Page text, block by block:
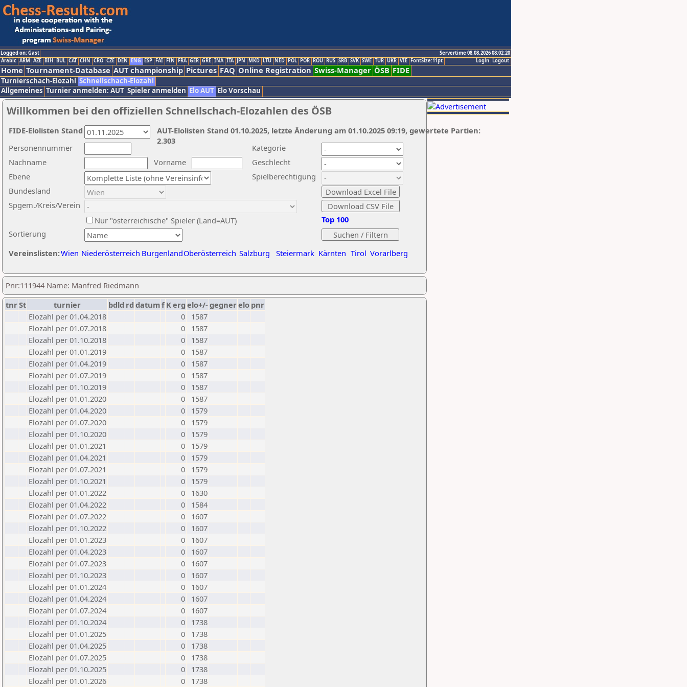
Logged on: Gast
Servertime 08.08.2026 08:02:20
Logout
Login
Arabic ARM AZE BIH BUL CAT CHN CRO CZE DEN ENG ESP FAI FIN FRA GER GRE INA ITA JPN MKD LTU NED POL POR ROU RUS SRB SVK SWE TUR UKR VIE FontSize:11pt
Home Tournament-Database AUT championship Pictures FAQ Online Registration Swiss-Manager ÖSB FIDE
Turnierschach-Elozahl Schnellschach-Elozahl
Allgemeines Turnier anmelden: AUT Spieler anmelden Elo AUT Elo Vorschau
Willkommen bei den offiziellen Schnellschach-Elozahlen des ÖSB
Nachname
Vorname
Ebene
Kategorie
Sortierung
Personennummer
Bundesland
Spgem./Kreis/Verein
Geschlecht
Nur "österreichische" Spieler (Land=AUT)
Spielberechtigung
Vereinslisten:Wien Niederösterreich BurgenlandOberösterreich Salzburg Steiermark Kärnten Tirol Vorarlberg
Top 100
AUT-Elolisten Stand 01.10.2025, letzte Änderung am 01.10.2025 09:19, gewertete Partien:
2.303
FIDE-Elolisten Stand
Pnr:111944 Name: Manfred Riedmann
tnrSt turnier bdld rd datumf Kerg elo+/-gegnerelo pnr
Elozahl per 01.04.2018
0
1587
Elozahl per 01.07.2018
0
1587
Elozahl per 01.10.2018
0
1587
Elozahl per 01.01.2019
0
1587
Elozahl per 01.04.2019
0
1587
Elozahl per 01.07.2019
0
1587
Elozahl per 01.10.2019
0
1587
Elozahl per 01.01.2020
0
1587
Elozahl per 01.04.2020
0
1579
Elozahl per 01.07.2020
0
1579
Elozahl per 01.10.2020
0
1579
Elozahl per 01.01.2021
0
1579
Elozahl per 01.04.2021
0
1579
Elozahl per 01.07.2021
0
1579
Elozahl per 01.10.2021
0
1579
Elozahl per 01.01.2022
0
1630
Elozahl per 01.04.2022
0
1584
Elozahl per 01.07.2022
0
1607
Elozahl per 01.10.2022
0
1607
Elozahl per 01.01.2023
0
1607
Elozahl per 01.04.2023
0
1607
Elozahl per 01.07.2023
0
1607
Elozahl per 01.10.2023
0
1607
Elozahl per 01.01.2024
0
1607
Elozahl per 01.04.2024
0
1607
Elozahl per 01.07.2024
0
1607
Elozahl per 01.10.2024
0
1738
Elozahl per 01.01.2025
0
1738
Elozahl per 01.04.2025
0
1738
Elozahl per 01.07.2025
0
1738
Elozahl per 01.10.2025
0
1738
Elozahl per 01.01.2026
0 1738